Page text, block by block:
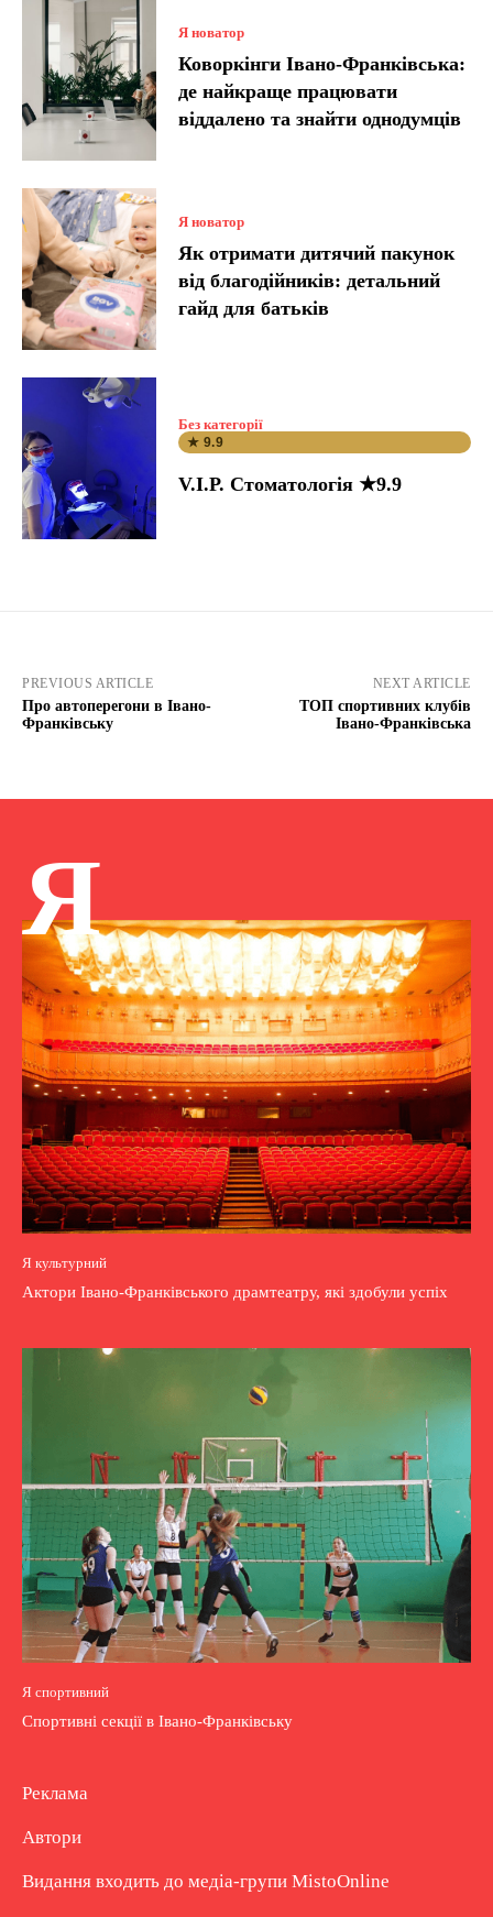
Я новатор
Коворкінги Івано-Франківська:
де найкраще працювати
віддалено та знайти однодумців
Я новатор
Як отримати дитячий пакунок
від благодійників: детальний
гайд для батьків
Без категорії
★ 9.9
V.I.P. Стоматологія ★9.9
PREVIOUS ARTICLE
Про автоперегони в Івано-
Франківську
NEXT ARTICLE
ТОП спортивних клубів
Івано-Франківська
Я
Я культурний
Актори Івано-Франківського драмтеатру, які здобули успіх
Я спортивний
Спортивні секції в Івано-Франківську
Реклама
Автори
Видання входить до медіа-групи MistoOnline